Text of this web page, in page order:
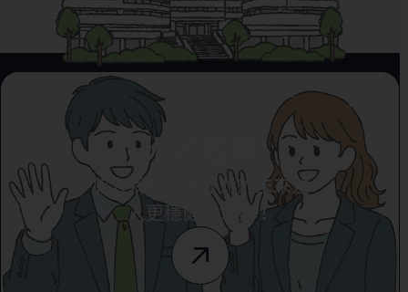
人才招募
加入我們，為臺北的未來注
入更穩健的力量！